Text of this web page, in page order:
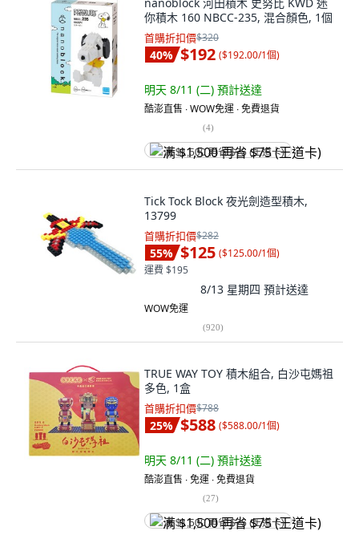
你積木 160 NBCC-235, 混合顏色, 1個
首購折扣價$320
40% $192 ($192.00/1個)
明天 8/11 (二) 預計送達
酷澎直售 ∙ WOW免運 ∙ 免費退貨
(4)
满 $1,500 再省 $75 (王道卡)
Tick Tock Block 夜光劍造型積木,
13799
首購折扣價$282
55% $125 ($125.00/1個)
運費 $195
8/13 星期四 預計送達
WOW免運
(920)
TRUE WAY TOY 積木組合, 白沙屯媽祖
多色, 1盒
首購折扣價$788
25% $588 ($588.00/1個)
明天 8/11 (二) 預計送達
酷澎直售 ∙ 免運 ∙ 免費退貨
(27)
满 $1,500 再省 $75 (王道卡)